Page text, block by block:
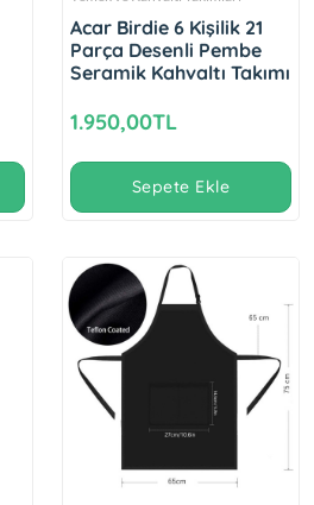
Acar Birdie 6 Kişilik 21
Parça Desenli Pembe
Seramik Kahvaltı Takımı
1.950,00TL
Sepete Ekle